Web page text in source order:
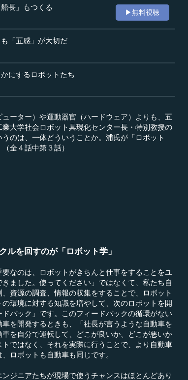
長」もつくる
▶無料視聴
「五感」が大切だ
にするロボットたち
ューター）や運動器官（ハードウェア）よりも、五
大学社会ロボット具現化センター長・特別教授の
のは、一体どういうことか。浦氏が「ロボット
全４話中第３話）
ルを回すのが「ロボット学」
なのは、ロボットがきちんと仕事をすることをユ
ました。使ってください」ではなくて、私たち自
資源の調査、情報の収集をすることで、ロボット
環境に対する知識を増やして、次のロボットを開
バック」です。このフィードバックの循環がない
を開発するときも、「社長が言うような自動車を
を自分で運転して、どこが良いか、どこが悪いか
ではなく、それを実際に行うことで、より自動車
ロボットも自動車も同じです。
ジニアたちが現場で使うチャンスはほとんどあり